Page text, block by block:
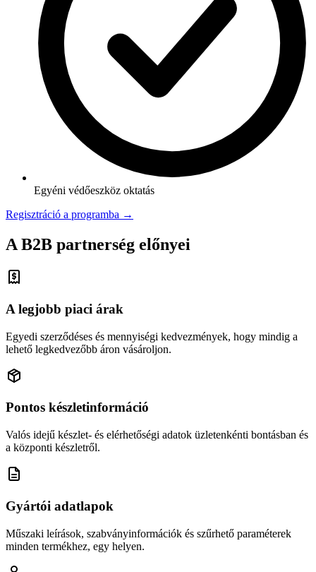
Egyéni védőeszköz oktatás
Regisztráció a programba →
A B2B partnerség előnyei
A legjobb piaci árak
Egyedi szerződéses és mennyiségi kedvezmények, hogy mindig a
lehető legkedvezőbb áron vásároljon.
Pontos készletinformáció
Valós idejű készlet- és elérhetőségi adatok üzletenkénti bontásban és
a központi készletről.
Gyártói adatlapok
Műszaki leírások, szabványinformációk és szűrhető paraméterek
minden termékhez, egy helyen.